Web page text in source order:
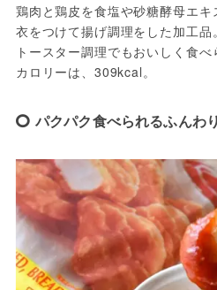
鶏肉と鶏皮を食塩や砂糖酵母エキ
衣をつけて揚げ調理をした加工品
トースター調理でもおいしく食
カロリーは、309kcal。
パクパク食べられるふんわ